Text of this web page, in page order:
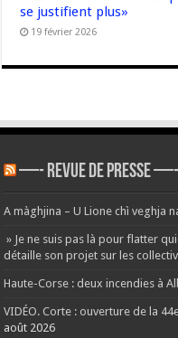
se justifient plus»
19 février 2026
—- REVUE DE PRESSE —-
A màghjina – U Lione chì veghja
» Je ne suis pas là pour flatter
détaille son projet sur les
Haute-Corse : deux incendies à
VIDÉO. Corte : ouverture de la
août 2026